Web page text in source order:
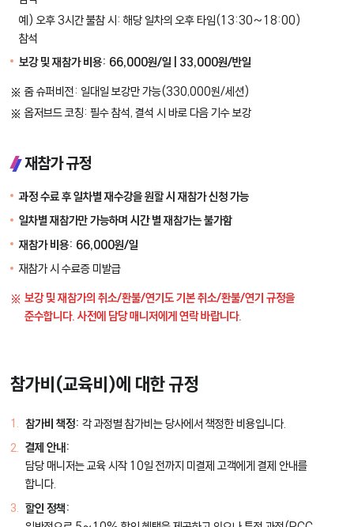
예) 오후 3시간 불참 시: 해당 일차의 오후 타임(13:30~18:00)
참석
보강 및 재참가 비용: 66,000원/일 | 33,000원/반일
줌 슈퍼비전: 일대일 보강만 가능(330,000원/세션)
옵저브드 코칭: 필수 참석, 결석 시 바로 다음 기수 보강
재참가 규정
과정 수료 후 일차별 재수강을 원할 시 재참가 신청 가능
일차별 재참가만 가능하며 시간 별 재참가는 불가함
재참가 비용: 66,000원/일
재참가 시 수료증 미발급
보강 및 재참가의 취소/환불/연기도 기본 취소/환불/연기 규정을
준수합니다. 사전에 담당 매니저에게 연락 바랍니다.
참가비(교육비)에 대한 규정
참가비 책정: 각 과정별 참가비는 당사에서 책정한 비용입니다.
결제 안내:
담당 매니저는 교육 시작 10일 전까지 미결제 고객에게 결제 안내를
합니다.
할인 정책: